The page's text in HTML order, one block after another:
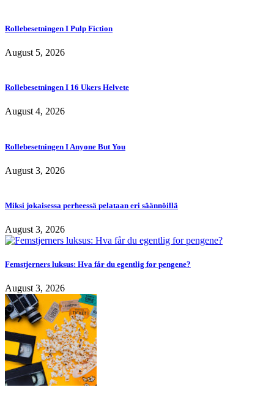
Rollebesetningen I Pulp Fiction
August 5, 2026
Rollebesetningen I 16 Ukers Helvete
August 4, 2026
Rollebesetningen I Anyone But You
August 3, 2026
Miksi jokaisessa perheessä pelataan eri säännöillä
August 3, 2026
Femstjerners luksus: Hva får du egentlig for pengene?
August 3, 2026